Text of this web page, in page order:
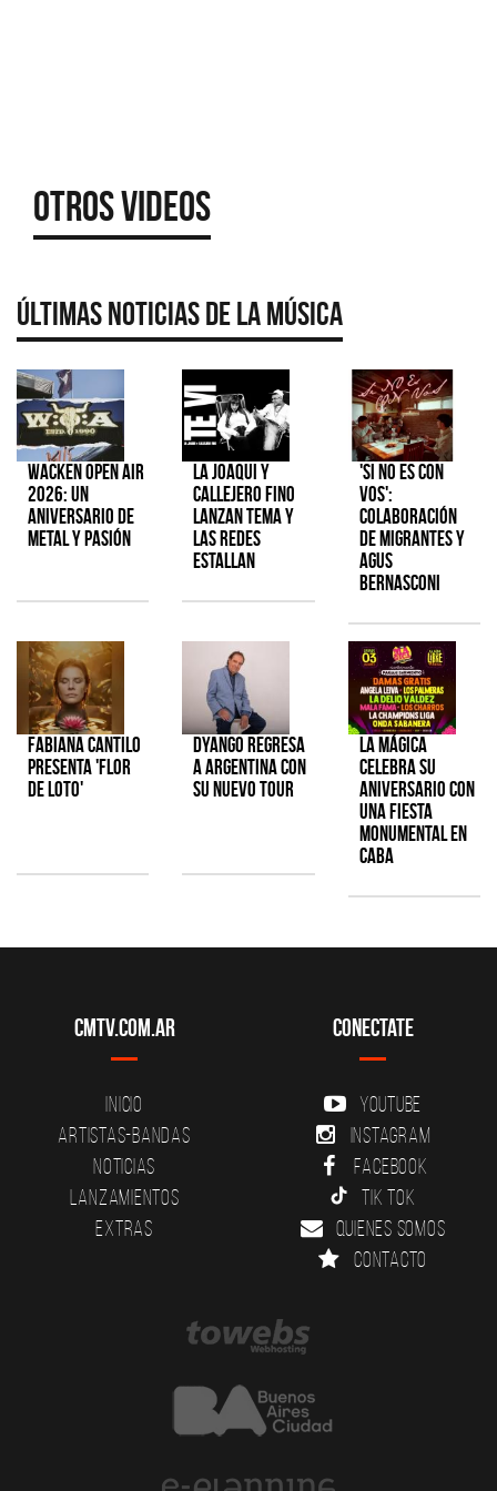
Otros Videos
Últimas Noticias de la Música
Wacken Open Air
2026: Un
aniversario de
metal y pasión
La Joaqui y
Callejero Fino
lanzan tema y
las redes
estallan
'Si No Es Con
Vos':
colaboración
de Migrantes y
Agus
Bernasconi
Fabiana Cantilo
presenta 'Flor
de Loto'
Dyango regresa
a Argentina con
su nuevo tour
La Mágica
celebra su
aniversario con
una fiesta
monumental en
CABA
CMTV.com.ar
Inicio
Artistas-Bandas
Noticias
Lanzamientos
Extras
Conectate
YouTube
Instagram
Facebook
Tik Tok
Quienes somos
Contacto